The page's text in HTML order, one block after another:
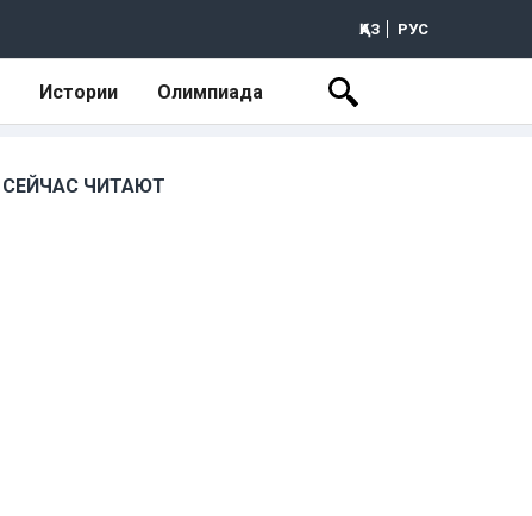
ҚАЗ РУС
Истории Олимпиада
СЕЙЧАС ЧИТАЮТ